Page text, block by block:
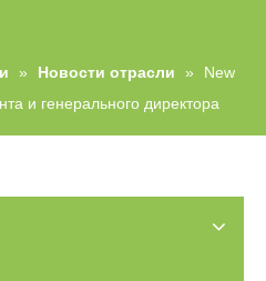
» Новости отрасли »
New
и генерального директора